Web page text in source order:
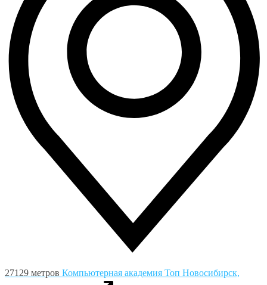
27129 метров Компьютерная академия Toп Новосибирск,